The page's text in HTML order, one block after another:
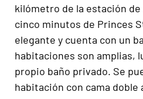
kilómetro de la estación de
cinco minutos de Princes
elegante y cuenta con un
habitaciones son amplias,
propio baño privado. Se
habitación con cama doble